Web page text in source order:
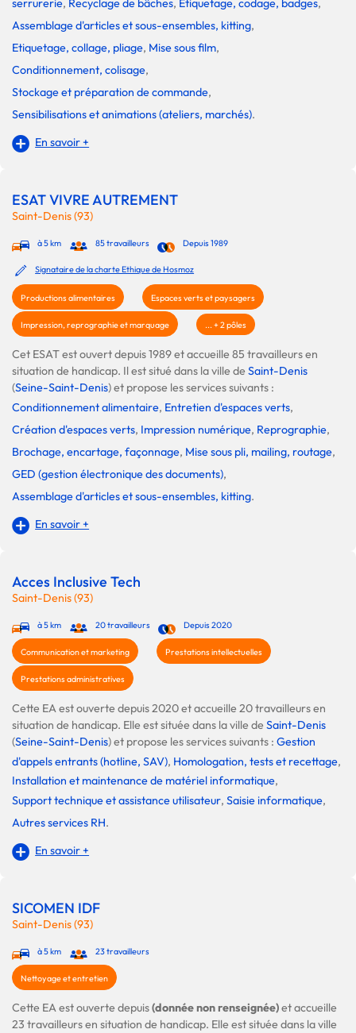
serrurerie, Recyclage de bâches, Etiquetage, codage, badges,
Assemblage d'articles et sous-ensembles, kitting,
Etiquetage, collage, pliage, Mise sous film,
Conditionnement, colisage,
Stockage et préparation de commande,
Sensibilisations et animations (ateliers, marchés).
En savoir +
ESAT VIVRE AUTREMENT
Saint-Denis (93)
à 5 km 85 travailleurs Depuis 1989
Signataire de la charte Ethique de Hosmoz
Productions alimentaires Espaces verts et paysagers
Impression, reprographie et marquage ... + 2 pôles
Cet ESAT est ouvert depuis 1989 et accueille 85 travailleurs en
situation de handicap. Il est situé dans la ville deSaint-Denis
(Seine-Saint-Denis) et propose les services suivants :
Conditionnement alimentaire, Entretien d'espaces verts,
Création d'espaces verts, Impression numérique, Reprographie,
Brochage, encartage, façonnage, Mise sous pli, mailing, routage,
GED (gestion électronique des documents),
Assemblage d'articles et sous-ensembles, kitting.
En savoir +
Acces Inclusive Tech
Saint-Denis (93)
à 5 km 20 travailleurs Depuis 2020
Communication et marketing Prestations intellectuelles
Prestations administratives
Cette EA est ouverte depuis 2020 et accueille 20 travailleurs en
situation de handicap. Elle est située dans la ville deSaint-Denis
(Seine-Saint-Denis) et propose les services suivants : Gestion
d'appels entrants (hotline, SAV), Homologation, tests et recettage,
Installation et maintenance de matériel informatique,
Support technique et assistance utilisateur, Saisie informatique,
Autres services RH.
En savoir +
SICOMEN IDF
Saint-Denis (93)
à 5 km 23 travailleurs
Nettoyage et entretien
Cette EA est ouverte depuis(donnée non renseignée)et accueille
23 travailleurs en situation de handicap. Elle est située dans la ville